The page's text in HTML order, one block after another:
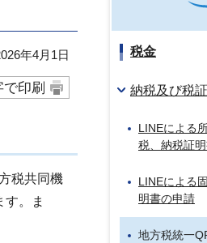
年4月1日
印刷
税共同機
。ま
税金
納税及び税
LINEによる
税、納税証
LINEによる
明書の申請
地方税統一